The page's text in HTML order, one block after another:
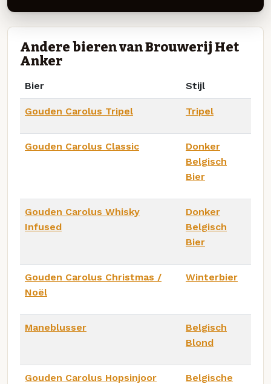
Andere bieren van Brouwerij Het
Anker
Bier Stijl
Gouden Carolus Tripel Tripel
Gouden Carolus Classic
Donker
Belgisch
Bier
Gouden Carolus Whisky
Infused
Donker
Belgisch
Bier
Gouden Carolus Christmas /
Noël
Winterbier
Maneblusser
Belgisch
Blond
Gouden Carolus Hopsinjoor
Belgische